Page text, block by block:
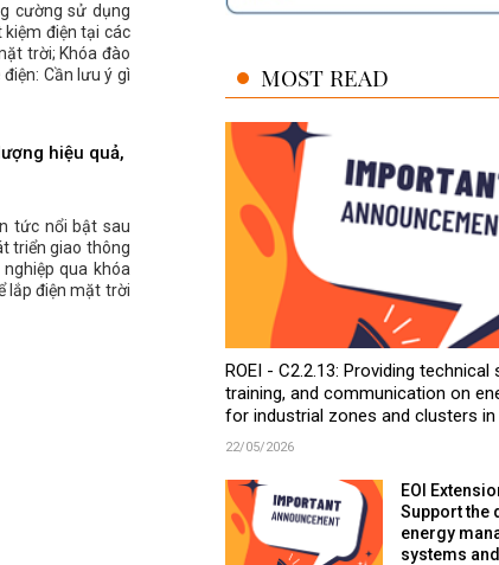
cường sử dụng
kiệm điện tại các
trời; Khóa đào
Cần lưu ý gì
hiệu quả,
tức nổi bật sau
triển giao thông
qua khóa
lắp điện mặt trời
MOST READ
ROEI - C2.2.13: Providing technical
training, and communication on
for industrial zones and clusters in
22/05/2026
EOI
Support the
energy
systems